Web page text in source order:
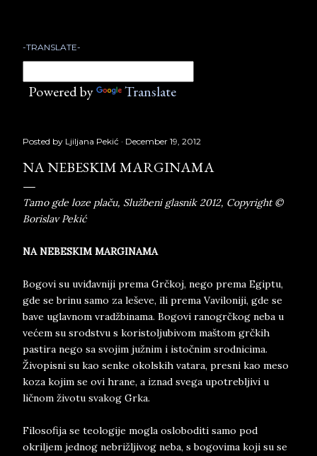
-TRANSLATE-
Powered by Translate
Posted by Ljiljana Pekić December 19, 2012
NA NEBESKIM MARGINAMA
Tamo gde loze plaču, Službeni glasnik 2012, Copyright ©
Borislav Pekić
NA NEBESKIM MARGINAMA
Bogovi su uviđavniji prema Grčkoj, nego prema Egiptu,
gde se brinu samo za leševe, ili prema Vaviloniji, gde se
bave uglavnom vradžbinama. Bogovi ranogrčkog neba u
većem su srodstvu s koristoljubivom maštom grčkih
pastira nego sa svojim južnim i istočnim srodnicima.
Živopisni su kao senke okolskih vatara, presni kao meso
koza kojim se ovi hrane, a iznad svega upotrebljivi u
ličnom životu svakog Grka.
Filosofija se teologije mogla osloboditi samo pod
okriljem jednog nebrižljivog neba, s bogovima koji su se